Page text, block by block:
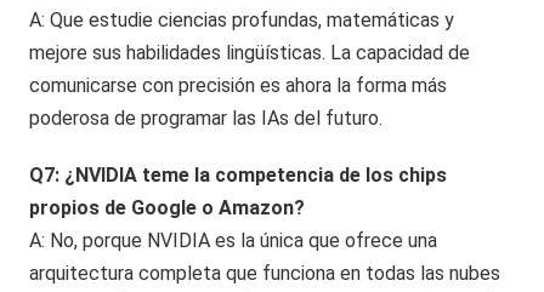
A: Que estudie ciencias profundas, matemáticas y
mejore sus habilidades lingüísticas. La capacidad de
comunicarse con precisión es ahora la forma más
poderosa de programar las IAs del futuro.
Q7: ¿NVIDIA teme la competencia de los chips
propios de Google o Amazon?
A: No, porque NVIDIA es la única que ofrece una
arquitectura completa que funciona en todas las nubes